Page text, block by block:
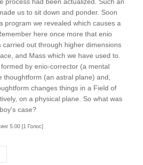
process had been actualized. Such an
us to sit down and ponder. Soon
program we revealed which causes a
here once more that enio
carried out through higher dimensions
and Mass which we have used to.
by enio-corrector (a mental
thoughtform (an astral plane) and,
changes things in a Field of
on a physical plane. So what was
case?
5.00 [1 Голос]